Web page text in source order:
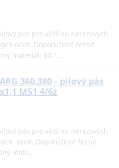
pás pro většinu nerezových
ocelí. Doporučené řezné
materiál: 80-1…
360,380 - pilový pás
M51 4/6z
pás pro většinu nerezových
ocelí. Doporučené řezné
mate…